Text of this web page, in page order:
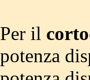
Per il
potenza